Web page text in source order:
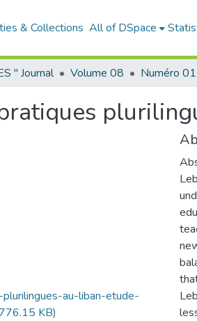
& Collections All of DSpace
" Journal Volume 08 Numéro 01
au-liban-etude-
KB)